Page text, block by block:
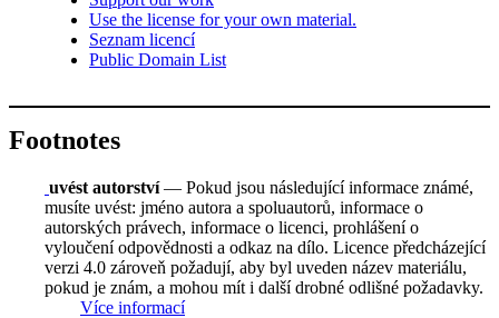
Use the license for your own material.
Seznam licencí
Public Domain List
Footnotes
uvést autorství— Pokud jsou následující informace známé,
musíte uvést: jméno autora a spoluautorů, informace o
autorských právech, informace o licenci, prohlášení o
vyloučení odpovědnosti a odkaz na dílo. Licence předcházející
verzi 4.0 zároveň požadují, aby byl uveden název materiálu,
pokud je znám, a mohou mít i další drobné odlišné požadavky.
Více informací